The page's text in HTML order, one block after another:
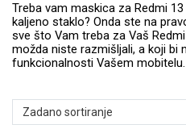
Treba vam maskica za Redmi
kaljeno staklo? Onda ste na
sve što Vam treba za Vaš
možda niste razmišljali, a koji bi
funkcionalnosti Vašem mobitelu.
Ventilatori
Winter
9.0 - 10.0 inča
Apple
Držači za stol
Autopunjači
Žičane slušalice
Oprema za Smart
Web kamere i
mikrofoni